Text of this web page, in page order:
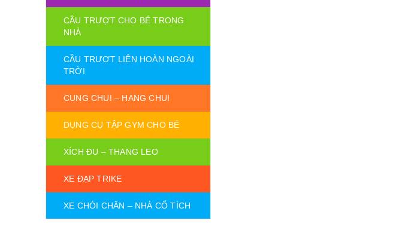
CẦU TRƯỢT CHO BÉ TRONG
NHÀ
CẦU TRƯỢT LIÊN HOÀN NGOÀI
TRỜI
CUNG CHUI – HANG CHUI
DỤNG CỤ TẬP GYM CHO BÉ
XÍCH ĐU – THANG LEO
XE ĐẠP TRIKE
XE CHÒI CHÂN – NHÀ CỔ TÍCH